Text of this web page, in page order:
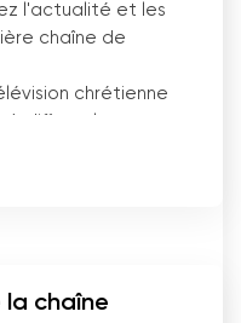
l 'actualité et les
chaîne de
chrétienne
leur Seigneur.
la chaîne